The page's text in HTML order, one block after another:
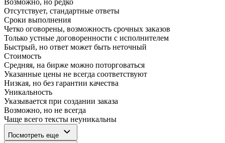
Возможно, но редко
Отсутствует, стандартные ответы
Сроки выполнения
Четко оговорены, возможность срочных заказов
Только устные договоренности с исполнителем
Быстрый, но ответ может быть неточный
Стоимость
Средняя, на бирже можно поторговаться
Указанные цены не всегда соответствуют
Низкая, но без гарантии качества
Уникальность
Указывается при создании заказа
Возможно, но не всегда
Чаще всего тексты неуникальны
Посмотреть еще